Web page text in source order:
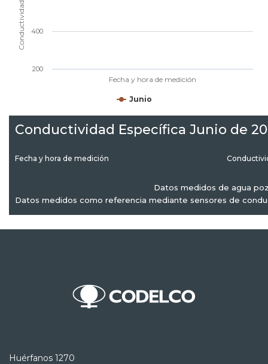
Fecha y hora de medición
Junio
200
400
Conductividad Específica Junio de
Fecha y hora de medición
Datos medidos de agua
Datos medidos como referencia mediante sensores de
Huérfanos 1270